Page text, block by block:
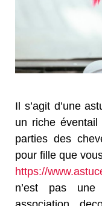
Il s’agit d’une
un riche
parties des
pour fi lle que
https://
n’est pas